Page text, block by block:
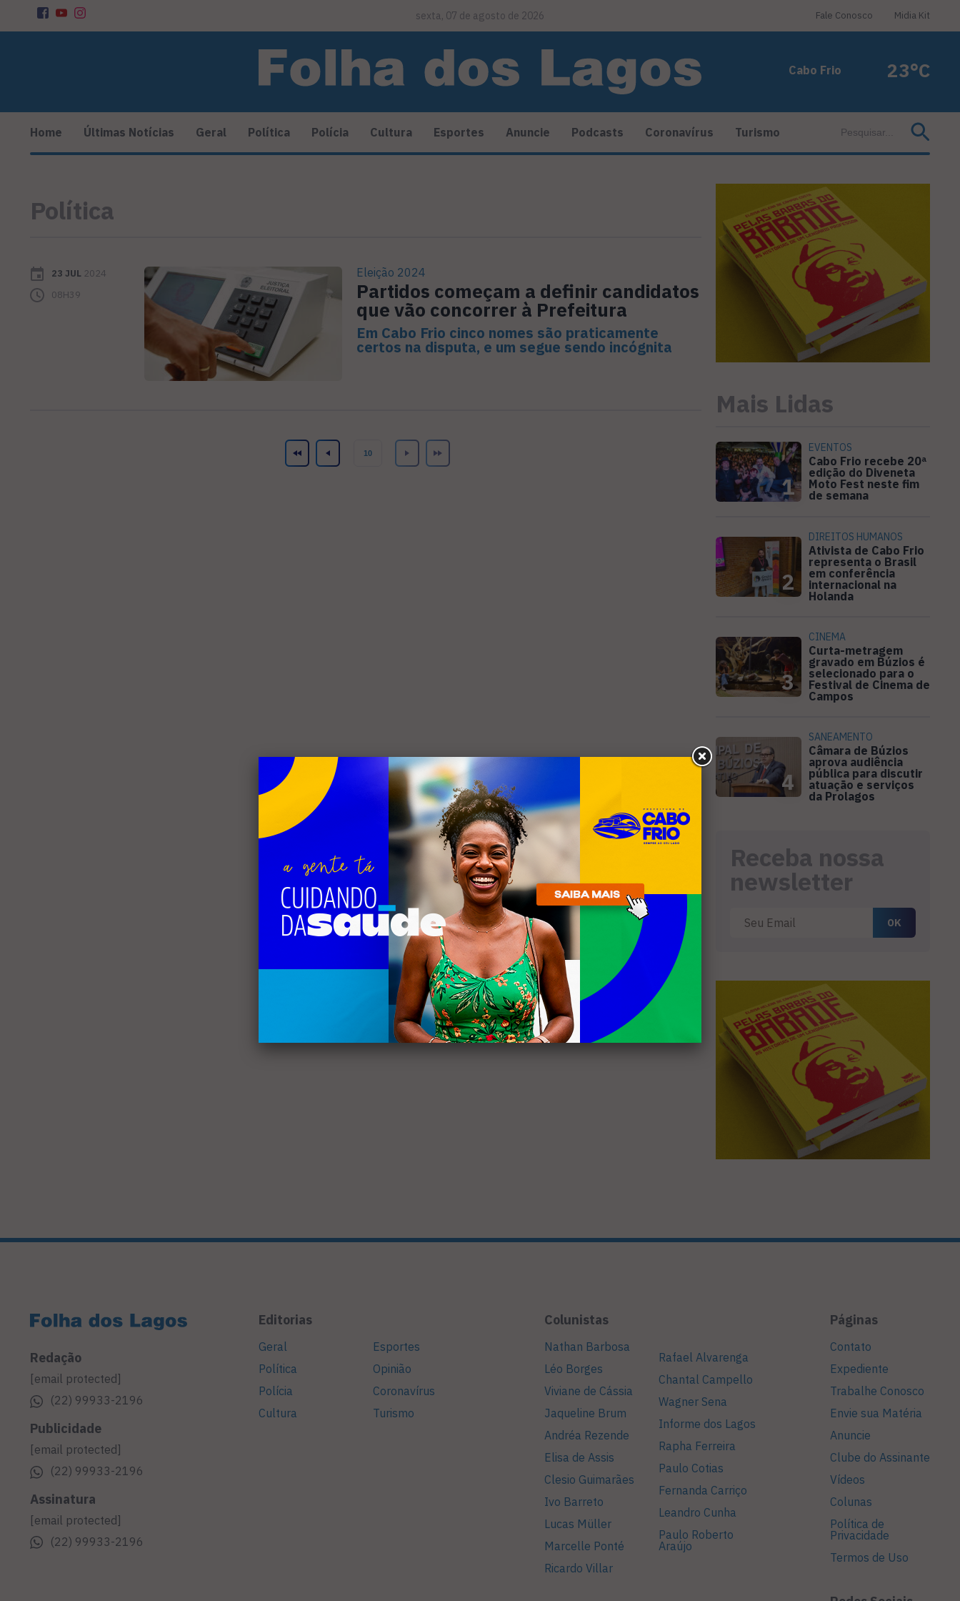
sexta, 07 de agosto de 2026 Fale Conosco Midia Kit
Cabo Frio 23°C
Home Últimas Notícias Geral Política Polícia Cultura Esportes Anuncie Podcasts Coronavírus Turismo
Política
23 JUL 2024
08H39
Eleição 2024
Partidos começam a definir candidatos
que vão concorrer à Prefeitura
Em Cabo Frio cinco nomes são praticamente
certos na disputa, e um segue sendo incógnita
Mais Lidas
1
EVENTOS
Cabo Frio recebe 20ª
edição do Diveneta
Moto Fest neste fim
de semana
2
DIREITOS HUMANOS
Ativista de Cabo Frio
representa o Brasil
em conferência
internacional na
Holanda
3
CINEMA
Curta-metragem
gravado em Búzios é
selecionado para o
Festival de Cinema de
Campos
4
SANEAMENTO
Câmara de Búzios
aprova audiência
pública para discutir
atuação e serviços
da Prolagos
Receba nossa
newsletter
Redação
[email protected]
(22) 99933-2196
Publicidade
[email protected]
(22) 99933-2196
Assinatura
[email protected]
(22) 99933-2196
Editorias
Geral
Política
Polícia
Cultura
Esportes
Opinião
Coronavírus
Turismo
Colunistas
Nathan Barbosa
Léo Borges
Viviane de Cássia
Jaqueline Brum
Andréa Rezende
Elisa de Assis
Clesio Guimarães
Ivo Barreto
Lucas Müller
Marcelle Ponté
Ricardo Villar
Rafael Alvarenga
Chantal Campello
Wagner Sena
Informe dos Lagos
Rapha Ferreira
Paulo Cotias
Fernanda Carriço
Leandro Cunha
Paulo Roberto
Araújo
Páginas
Contato
Expediente
Trabalhe Conosco
Envie sua Matéria
Anuncie
Clube do Assinante
Vídeos
Colunas
Política de
Privacidade
Termos de Uso